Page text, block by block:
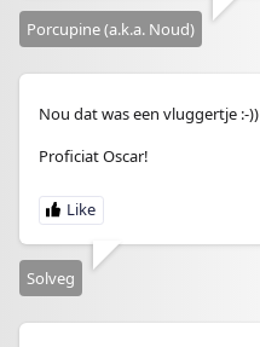
Porcupine (a.k.a. Noud)
Nou dat was een vluggertje :-))
Proficiat Oscar!
Solveg